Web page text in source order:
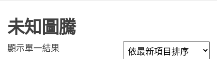
未知圖騰
顯示單一結果